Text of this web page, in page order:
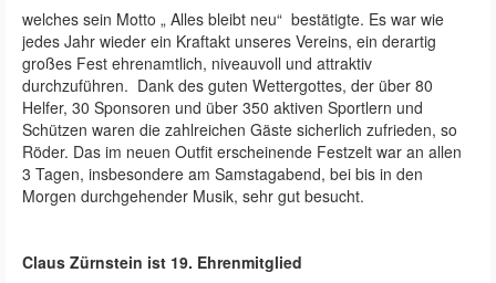
welches sein Motto „ Alles bleibt neu“ bestätigte. Es war wie
jedes Jahr wieder ein Kraftakt unseres Vereins, ein derartig
großes Fest ehrenamtlich, niveauvoll und attraktiv
durchzuführen. Dank des guten Wettergottes, der über 80
Helfer, 30 Sponsoren und über 350 aktiven Sportlern und
Schützen waren die zahlreichen Gäste sicherlich zufrieden, so
Röder. Das im neuen Outfit erscheinende Festzelt war an allen
3 Tagen, insbesondere am Samstagabend, bei bis in den
Morgen durchgehender Musik, sehr gut besucht.
Claus Zürnstein ist 19. Ehrenmitglied